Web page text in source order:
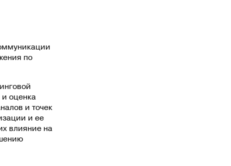
по
и оценка
и точек
и ее
влияние на